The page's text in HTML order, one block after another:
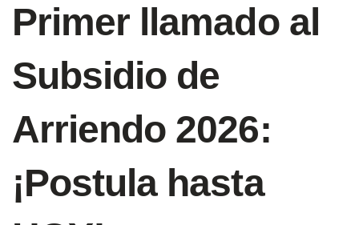
Primer llamado al
Subsidio de
Arriendo 2026:
¡Postula hasta